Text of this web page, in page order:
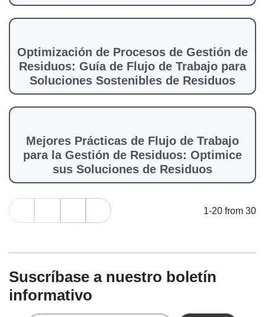
Optimización de Procesos de Gestión de
Residuos: Guía de Flujo de Trabajo para
Soluciones Sostenibles de Residuos
Mejores Prácticas de Flujo de Trabajo
para la Gestión de Residuos: Optimice
sus Soluciones de Residuos
1-20 from 30
Suscríbase a nuestro boletín
informativo